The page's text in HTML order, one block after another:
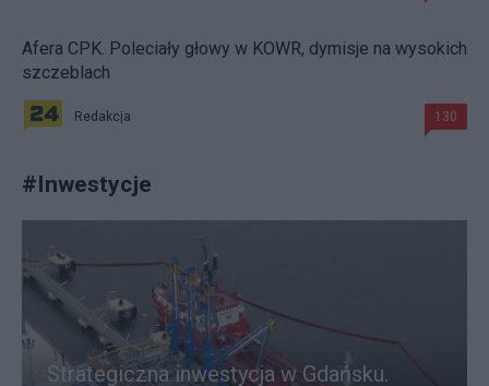
Afera CPK. Poleciały głowy w KOWR, dymisje na wysokich
szczeblach
Redakcja 130
#Inwestycje
Strategiczna inwestycja w Gdańsku.